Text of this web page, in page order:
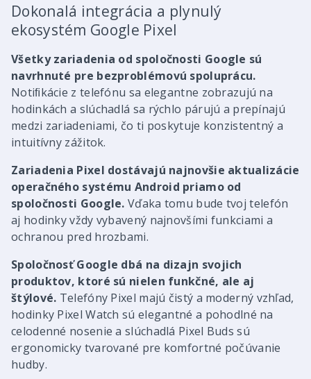
Dokonalá integrácia a plynulý
ekosystém Google Pixel
Všetky zariadenia od spoločnosti Google sú
navrhnuté pre bezproblémovú spoluprácu.
Notiﬁkácie z telefónu sa elegantne zobrazujú na
hodinkách a slúchadlá sa rýchlo párujú a prepínajú
medzi zariadeniami, čo ti poskytuje konzistentný a
intuitívny zážitok.
Zariadenia Pixel dostávajú najnovšie aktualizácie
operačného systému Android priamo od
spoločnosti Google. Vďaka tomu bude tvoj telefón
aj hodinky vždy vybavený najnovšími funkciami a
ochranou pred hrozbami.
Spoločnosť Google dbá na dizajn svojich
produktov, ktoré sú nielen funkčné, ale aj
štýlové. Telefóny Pixel majú čistý a moderný vzhľad,
hodinky Pixel Watch sú elegantné a pohodlné na
celodenné nosenie a slúchadlá Pixel Buds sú
ergonomicky tvarované pre komfortné počúvanie
hudby.